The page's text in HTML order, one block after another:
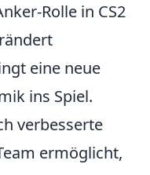
Rolle in CS2
eine neue
ins Spiel.
verbesserte
ermöglicht,